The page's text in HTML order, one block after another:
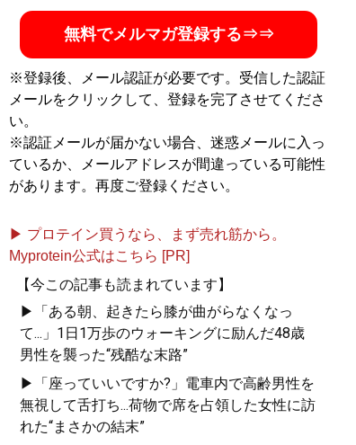
無料でメルマガ登録する⇒⇒
※登録後、メール認証が必要です。受信した認証
メールをクリックして、登録を完了させてくださ
い。
※認証メールが届かない場合、迷惑メールに入っ
ているか、メールアドレスが間違っている可能性
があります。再度ご登録ください。
▶ プロテイン買うなら、まず売れ筋から。
Myprotein公式はこちら [PR]
【今この記事も読まれています】
▶「ある朝、起きたら膝が曲がらなくなっ
て...」1日1万歩のウォーキングに励んだ48歳
男性を襲った“残酷な末路”
▶「座っていいですか?」電車内で高齢男性を
無視して舌打ち...荷物で席を占領した女性に訪
れた“まさかの結末”